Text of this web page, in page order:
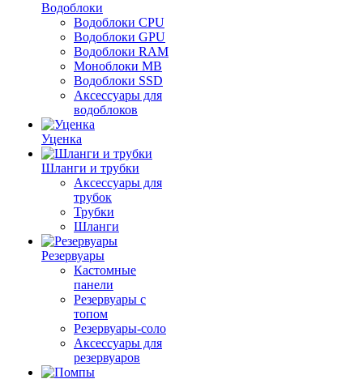
Водоблоки
Водоблоки CPU
Водоблоки GPU
Водоблоки RAM
Моноблоки MB
Водоблоки SSD
Аксессуары для
водоблоков
Уценка
Шланги и трубки
Аксессуары для
трубок
Трубки
Шланги
Резервуары
Кастомные
панели
Резервуары с
топом
Резервуары-соло
Аксессуары для
резервуаров